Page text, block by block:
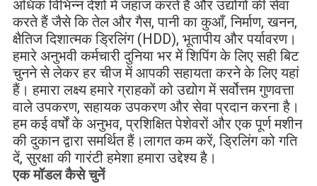
अधिक विभिन्न देशों में जहाज करते हैं और उद्योगों की सेवा
करते हैं जैसे कि तेल और गैस, पानी का कुआँ, निर्माण, खनन,
क्षैतिज दिशात्मक ड्रिलिंग (HDD), भूतापीय और पर्यावरण।
हमारे अनुभवी कर्मचारी दुनिया भर में शिपिंग के लिए सही बिट
चुनने से लेकर हर चीज में आपकी सहायता करने के लिए यहां
हैं। हमारा लक्ष्य हमारे ग्राहकों को उद्योग में सर्वोत्तम गुणवत्ता
वाले उपकरण, सहायक उपकरण और सेवा प्रदान करना है।
हम कई वर्षों के अनुभव, प्रशिक्षित पेशेवरों और एक पूर्ण मशीन
की दुकान द्वारा समर्थित हैं।लागत कम करें, ड्रिलिंग को गति
दें, सुरक्षा की गारंटी हमेशा हमारा उद्देश्य है।
एक मॉडल कैसे चुनें